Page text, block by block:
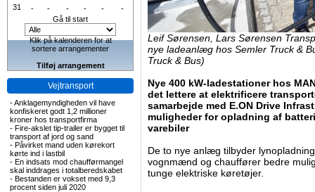
31
- - - - -
-
Gå til start
Klik på kalenderen for at
sortere arrangementer
Tilføj arrangement
Vejtransport
-Anklagemyndigheden vil have
konfiskeret godt 1,2 millioner
kroner hos transportfirma
- Fire-akslet tip-trailer er bygget til
transport af jord og sand
- Påvirket mand uden kørekort
kørte ind i lastbil
- En indsats mod chaufførmangel
skal inddrages i totalberedskabet
- Bestanden er vokset med 9,3
procent siden juli 2020
Leif Sørensen, Lars Sørensen
nye ladeanlæg hos Semler Truck &
Truck & Bus)
Nye 400 kW-ladestationer hos
det lettere at elektrificere
samarbejde med E.ON Drive
muligheder for opladning af
varebiler
De to nye anlæg tilbyder
vognmænd og chauffører bedre
tunge elektriske køretøjer.